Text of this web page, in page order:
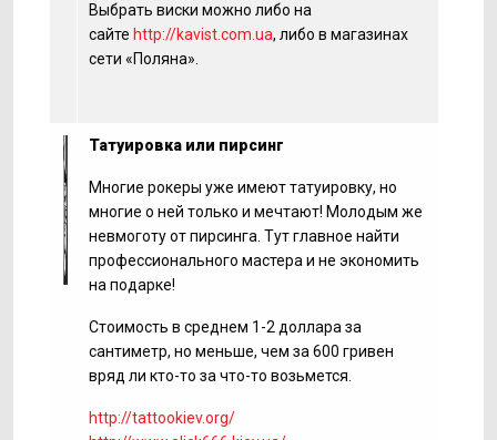
Выбрать виски можно либо на
сайте http://kavist.com.ua, либо в магазинах
сети «Поляна».
Татуировка или пирсинг
Многие рокеры уже имеют татуировку, но
многие о ней только и мечтают! Молодым же
невмоготу от пирсинга. Тут главное найти
профессионального мастера и не экономить
на подарке!
Стоимость в среднем 1-2 доллара за
сантиметр, но меньше, чем за 600 гривен
вряд ли кто-то за что-то возьмется.
http://tattookiev.org/